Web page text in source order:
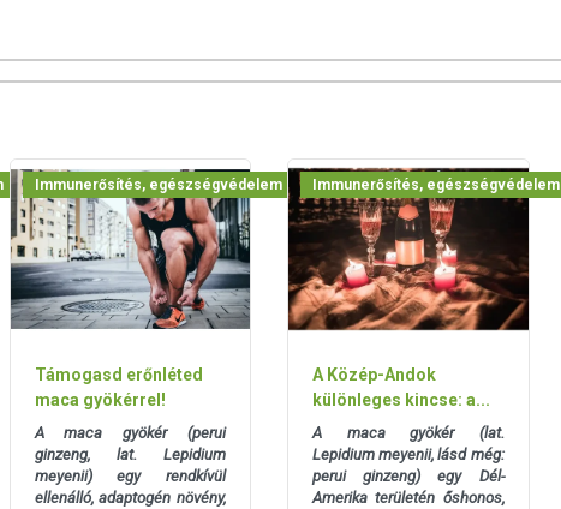
a gyógynövényekre. A GALLMET-Mix termékben lévő
és azt szedjék tovább, amelyik jobb hatást vagy érzetet
mindkét termék emésztőrendszeri hatása hasonló.
szer: mikrokristályos cellulóz; kapszula héj: hidroxi-propil-
levél, pemetefű, fehérmályva gyökér, édesgyökér,
dioxid, magnézium-sztearát; kapszula héj: gellángumi.
Immunerősítés, egészségvédelem
Támogasd erőnléted
maca gyökérrel!
A maca gyökér (perui
ginzeng, lat. Lepidium
meyenii) egy rendkívül
ellenálló, adaptogén növény,
Immunerősítés, egészségvédelem
A Közép-Andok
különleges kincse: a...
A maca gyökér (lat.
Lepidium meyenii, lásd még:
perui ginzeng) egy Dél-
Amerika területén őshonos,